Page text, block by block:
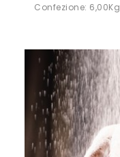
Confezione: 6,00Kg